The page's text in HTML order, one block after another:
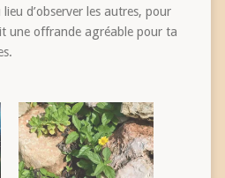
d’observer les autres, pour
une offrande agréable pour ta